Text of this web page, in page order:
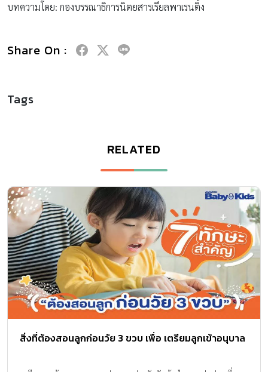
บทความโดย: กองบรรณาธิการนิตยสารเรียลพาเรนติ้ง
Share On :
Tags
RELATED
สิ่งที่ต้องสอนลูกก่อนวัย 3 ขวบ เพื่อ เตรียมลูกเข้าอนุบาล